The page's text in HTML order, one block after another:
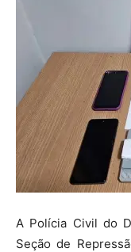
A Polícia Civil do
Seção de